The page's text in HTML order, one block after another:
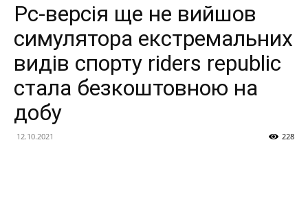
Pc-версія ще не вийшов
симулятора екстремальних
видів спорту riders republic
стала безкоштовною на
добу
12.10.2021 228